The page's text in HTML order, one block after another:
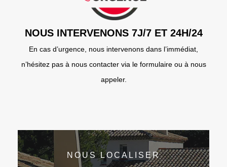
NOUS INTERVENONS 7J/7 ET 24H/24
En cas d’urgence, nous intervenons dans l’immédiat,
n’hésitez pas à nous contacter via le formulaire ou à nous
appeler.
NOUS LOCALISER